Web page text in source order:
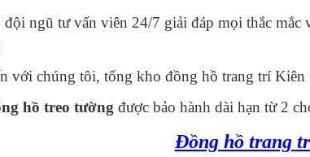
đội ngũ tư vấn viên 24/7 giải đáp mọi thắc mắc
với chúng tôi, tổng kho đồng hồ trang trí Kiên
hồ treo tường được bảo hành dài hạn từ 2
Đồng hồ trang